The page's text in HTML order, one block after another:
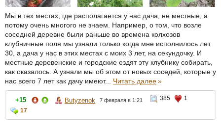
Мы в тех местах, где располагается у нас дача, не местные, а
потому очень многого не знаем. Например, о том, что возле
соседней деревне были раньше во времена колхозов
клубничные поля мы узнали только когда мне исполнилось лет
30, а дача у нас в этих местах с моих 3 лет, на секундочку. И
местные деревенские и городские ездят эту клубнику собирать,
как оказалось. А узнали мы об этом от новых соседей, которые у
нас всего 7 лет как дачу имеют... Читать далее»
+15 Butyzenok 7 февраля в 1:21 385
1
17